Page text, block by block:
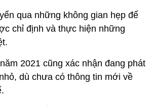
qua những không gian hẹp để
chỉ định và thực hiện những
2021 cũng xác nhận đang phát
dù chưa có thông tin mới về